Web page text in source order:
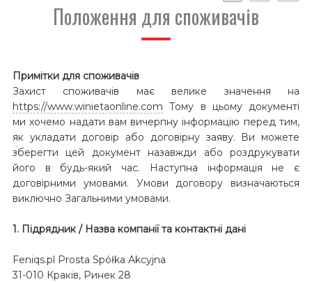
Положення для споживачів
Примітки для споживачів
Захист споживачів має велике значення на
https://www.winietaonline.com Тому в цьому документі
ми хочемо надати вам вичерпну інформацію перед тим,
як укладати договір або договірну заяву. Ви можете
зберегти цей документ назавжди або роздрукувати
його в будь-який час. Наступна інформація не є
договірними умовами. Умови договору визначаються
виключно Загальними умовами.
1. Підрядник / Назва компанії та контактні дані
Feniqs.pl Prosta Spółka Akcyjna
31-010 Краків, Ринек 28